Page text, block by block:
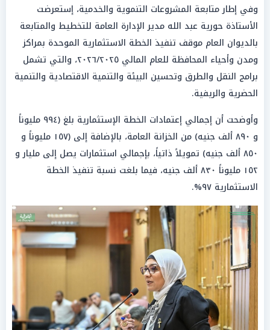
وفي إطار متابعة المشروعات التنموية والخدمية، إستعرضت
الأستاذة حورية عبد الله مدير الإدارة العامة للتخطيط والمتابعة
بالديوان العام موقف تنفيذ الخطة الاستثمارية الموحدة بمراكز
ومدن وأحياء المحافظة للعام المالي ٢٠٢٦/٢٠٢٥، والتي تشمل
برامج النقل والطرق وتحسين البيئة والتنمية الاقتصادية والتنمية
الحضرية والريفية.
وأوضحت أن إجمالي إعتمادات الخطة الإستثمارية بلغ (٩٩٤ مليوناً
و ٨٩٠ ألف جنيه) من الخزانة العامة، بالإضافة إلى (١٥٧ مليوناً و
٨٥٠ ألف جنيه) تمويلاً ذاتياً، بإجمالي استثمارات يصل إلى مليار و
١٥٢ مليوناً ٨٣٠ ألف جنيه، فيما بلغت نسبة تنفيذ الخطة
الاستثمارية ٩٧%.